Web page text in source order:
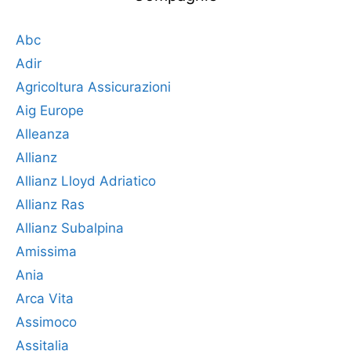
Abc
Adir
Agricoltura Assicurazioni
Aig Europe
Alleanza
Allianz
Allianz Lloyd Adriatico
Allianz Ras
Allianz Subalpina
Amissima
Ania
Arca Vita
Assimoco
Assitalia